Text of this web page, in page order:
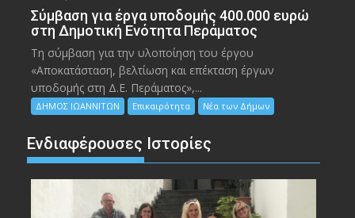
Σύμβαση για έργα υποδομής 400.000 ευρώ
στη Δημοτική Ενότητα Περάματος
Τη σύμβαση για την υλοποίηση του έργου
«Αποκατάσταση, βελτίωση και επέκταση έργων
υποδομής στη Δ.Ε. Περάματος»,...
ΔΗΜΟΣ ΙΩΑΝΝΙΤΩΝ Επικαιρότητα Νέα των Δήμων
Ενδιαφέρουσες Ιστορίες